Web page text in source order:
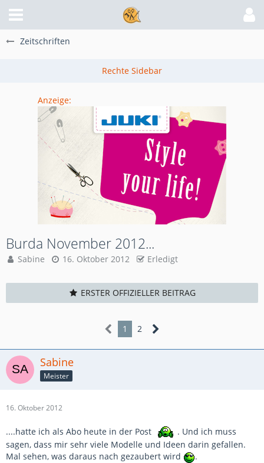
Zeitschriften
Anzeige:
Burda November 2012...
Sabine 16. Oktober 2012 Erledigt
ERSTER OFFIZIELLER BEITRAG
1 2
Sabine
Meister
16. Oktober 2012
....hatte ich als Abo heute in der Post
. Und ich muss
sagen, dass mir sehr viele Modelle und Ideen darin gefallen.
Mal sehen, was daraus nach gezaubert wird
.